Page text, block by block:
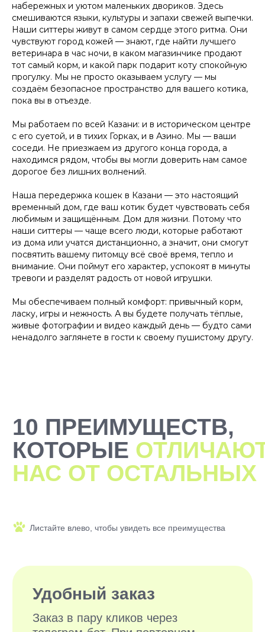
набережных и уютом маленьких двориков. Здесь
смешиваются языки, культуры и запахи свежей выпечки.
Наши ситтеры живут в самом сердце этого ритма. Они
чувствуют город кожей — знают, где найти лучшего
ветеринара в час ночи, в каком магазинчике продают
тот самый корм, и какой парк подарит коту спокойную
прогулку. Мы не просто оказываем услугу — мы
создаём безопасное пространство для вашего котика,
пока вы в отъезде.
Мы работаем по всей Казани: и в историческом центре
с его суетой, и в тихих Горках, и в Азино. Мы — ваши
соседи. Не приезжаем из другого конца города, а
находимся рядом, чтобы вы могли доверить нам самое
дорогое без лишних волнений.
Наша передержка кошек в Казани — это настоящий
временный дом, где ваш котик будет чувствовать себя
любимым и защищённым. Дом для жизни. Потому что
наши ситтеры — чаще всего люди, которые работают
из дома или учатся дистанционно, а значит, они смогут
посвятить вашему питомцу всё своё время, тепло и
внимание. Они поймут его характер, успокоят в минуты
тревоги и разделят радость от новой игрушки.
Мы обеспечиваем полный комфорт: привычный корм,
ласку, игры и нежность. А вы будете получать тёплые,
живые фотографии и видео каждый день — будто сами
ненадолго заглянете в гости к своему пушистому другу.
Листайте влево, чтобы увидеть все преимущества
10 ПРЕИМУЩЕСТВ,
КОТОРЫЕОТЛИЧАЮТ
НАС ОТ ОСТАЛЬНЫХ
Удобный заказ
Заказ в пару кликов через
телеграм-бот. При повторном
не нужно, мы всё запоминаем!
Оператор
2000+ САМЫХ
ЗАБОТЛИВЫХ
ВЫГУЛЬЩИКОВ